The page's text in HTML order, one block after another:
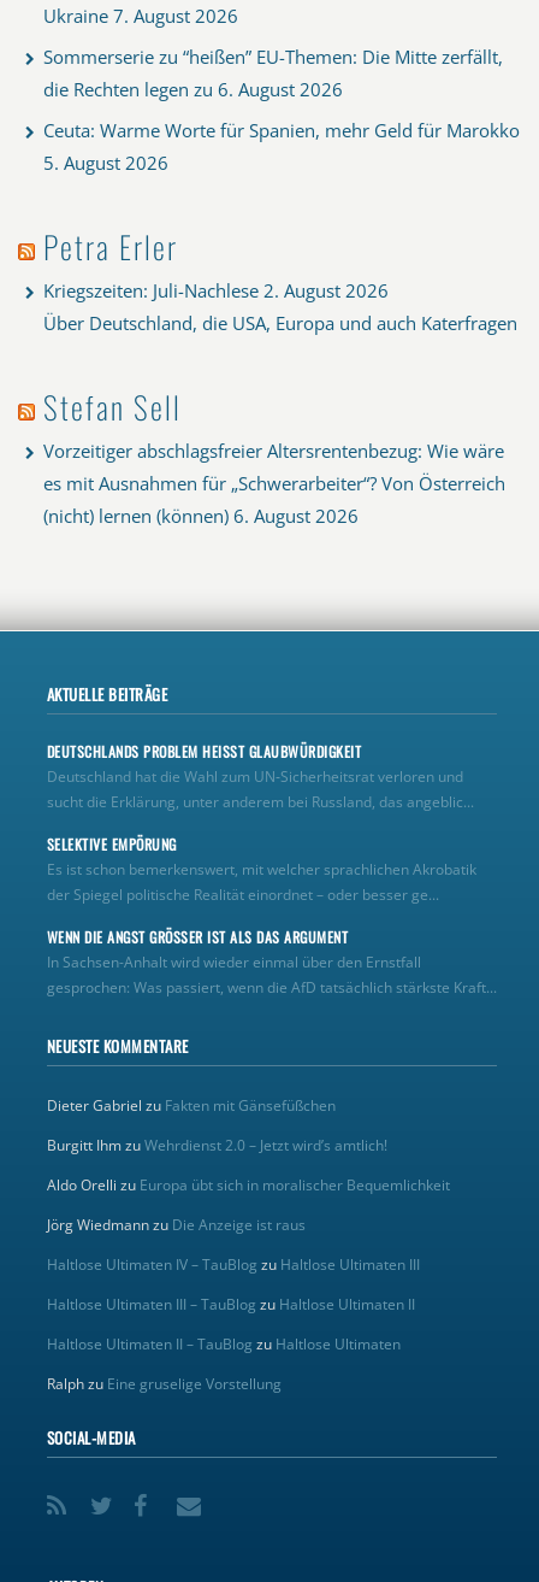
Ukraine 7. August 2026
Sommerserie zu “heißen” EU-Themen: Die Mitte zerfällt,
die Rechten legen zu 6. August 2026
Ceuta: Warme Worte für Spanien, mehr Geld für Marokko
5. August 2026
Petra Erler
Kriegszeiten: Juli-Nachlese 2. August 2026
Über Deutschland, die USA, Europa und auch Katerfragen
Stefan Sell
Vorzeitiger abschlagsfreier Altersrentenbezug: Wie wäre
es mit Ausnahmen für „Schwerarbeiter“? Von Österreich
(nicht) lernen (können) 6. August 2026
AKTUELLE BEITRÄGE
DEUTSCHLANDS PROBLEM HEISST GLAUBWÜRDIGKEIT
Deutschland hat die Wahl zum UN‑Sicherheitsrat verloren und
sucht die Erklärung, unter anderem bei Russland, das angeblic...
SELEKTIVE EMPÖRUNG
Es ist schon bemerkenswert, mit welcher sprachlichen Akrobatik
der Spiegel politische Realität einordnet – oder besser ge...
WENN DIE ANGST GRÖSSER IST ALS DAS ARGUMENT
In Sachsen-Anhalt wird wieder einmal über den Ernstfall
gesprochen: Was passiert, wenn die AfD tatsächlich stärkste Kraft...
NEUESTE KOMMENTARE
Dieter Gabriel zu Fakten mit Gänsefüßchen
Burgitt IhmzuWehrdienst 2.0 – Jetzt wird’s amtlich!
Aldo Orelli zu Europa übt sich in moralischer Bequemlichkeit
Jörg Wiedmannzu Die Anzeige ist raus
Haltlose Ultimaten IV – TauBlog zu Haltlose Ultimaten III
Haltlose Ultimaten III – TauBlog zu Haltlose Ultimaten II
Haltlose Ultimaten II – TauBlog zu Haltlose Ultimaten
Ralphzu Eine gruselige Vorstellung
SOCIAL-MEDIA